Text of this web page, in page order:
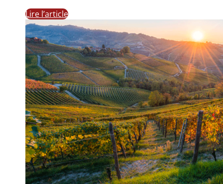
Lire l’article